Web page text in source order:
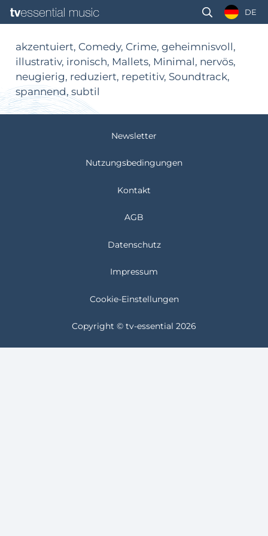
DE
akzentuiert, Comedy, Crime, geheimnisvoll,
illustrativ, ironisch, Mallets, Minimal, nervös,
neugierig, reduziert, repetitiv, Soundtrack,
spannend, subtil
Newsletter
Nutzungsbedingungen
Kontakt
AGB
Datenschutz
Impressum
Cookie-Einstellungen
Copyright © tv-essential 2026